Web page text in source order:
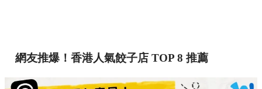
網友推爆！香港人氣餃子店 TOP 8 推薦